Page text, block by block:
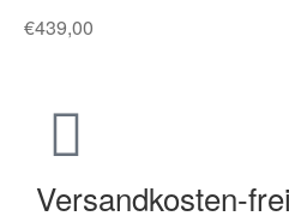
€439,00
Versandkosten-frei